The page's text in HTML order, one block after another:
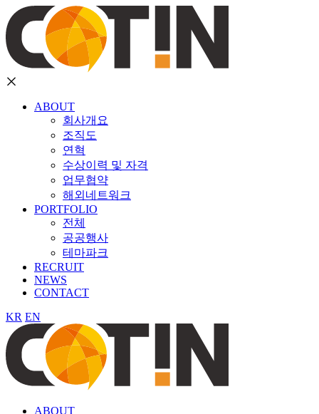
ABOUT
회사개요
조직도
연혁
수상이력 및 자격
업무협약
해외네트워크
PORTFOLIO
전체
공공행사
테마파크
RECRUIT
NEWS
CONTACT
KR EN
ABOUT